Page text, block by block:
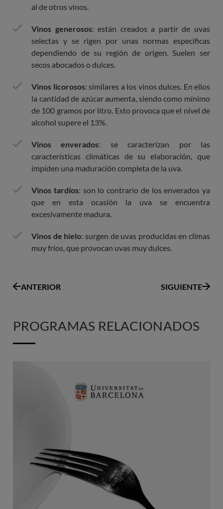
al de otros vinos.
Vinos generosos: están creados a partir de uvas
selectas y se rigen por unas normas especificas
dependiendo de su región de origen. Suelen ser
secos abocados o dulces.
Vinos licorosos: similares a los vinos dulces. En ellos
la cantidad de azúcar aumenta, siendo como mínimo
de 100 gramos por litro. Esto provoca que el nivel de
alcohol supere el 13%.
Vinos enverados: se caracterizan por las
características climáticas de su elaboración, que
impiden una maduración completa de la uva.
Vinos tardíos: son lo contrario de los enverados ya
que en esta ocasión la uva se encuentra
excesivamente madura.
Vinos de hielo: surgen de uvas producidas en climas
muy fríos, que provocan uvas muy dulces.
ANTERIOR SIGUIENTE
PROGRAMAS RELACIONADOS